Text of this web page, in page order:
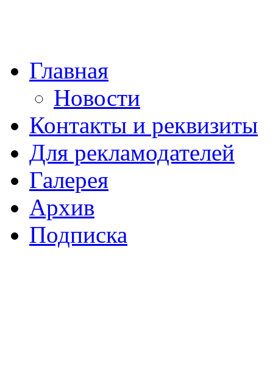
Главная
Новости
Контакты и реквизиты
Для рекламодателей
Галерея
Архив
Подписка